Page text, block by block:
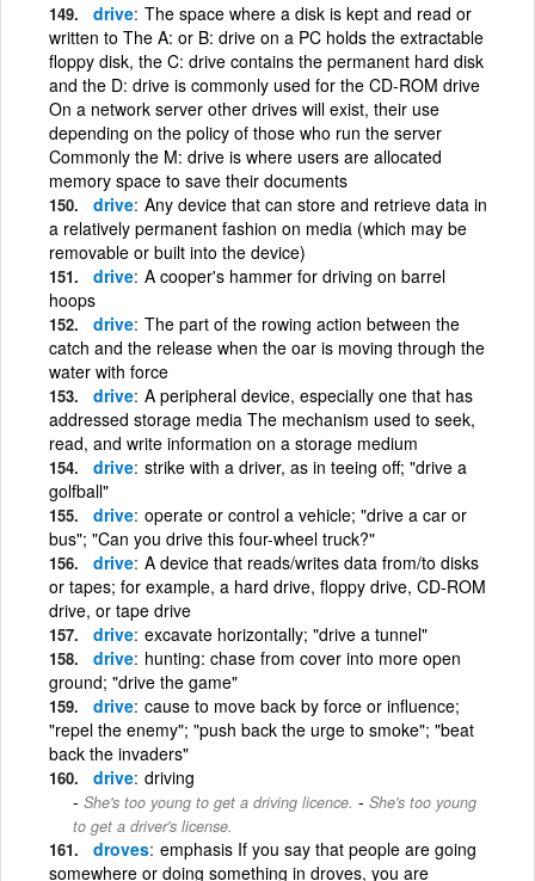
drive The space where a disk is kept and read or
written to The A: or B: drive on a PC holds the extractable
floppy disk, the C: drive contains the permanent hard disk
and the D: drive is commonly used for the CD-ROM drive
On a network server other drives will exist, their use
depending on the policy of those who run the server
Commonly the M: drive is where users are allocated
memory space to save their documents
drive Any device that can store and retrieve data in
a relatively permanent fashion on media (which may be
removable or built into the device)
drive A cooper's hammer for driving on barrel
hoops
drive The part of the rowing action between the
catch and the release when the oar is moving through the
water with force
drive A peripheral device, especially one that has
addressed storage media The mechanism used to seek,
read, and write information on a storage medium
drive strike with a driver, as in teeing off; "drive a
golfball"
drive operate or control a vehicle; "drive a car or
bus"; "Can you drive this four-wheel truck?"
drive A device that reads/writes data from/to disks
or tapes; for example, a hard drive, floppy drive, CD-ROM
drive, or tape drive
drive excavate horizontally; "drive a tunnel"
drive hunting: chase from cover into more open
ground; "drive the game"
drive cause to move back by force or influence;
"repel the enemy"; "push back the urge to smoke"; "beat
back the invaders"
drive driving
She's too young to get a driving licence. - She's too young
to get a driver's license.
droves emphasis If you say that people are going
somewhere or doing something in droves, you are